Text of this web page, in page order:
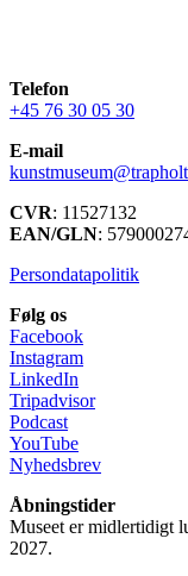
Telefon
+45 76 30 05 30
E-mail
CVR: 11527132
EAN/GLN:
Persondatapolitik
Følg os
Facebook
Instagram
LinkedIn
Tripadvisor
Podcast
YouTube
Nyhedsbrev
Åbningstider
Museet er midlertidigt
2027.